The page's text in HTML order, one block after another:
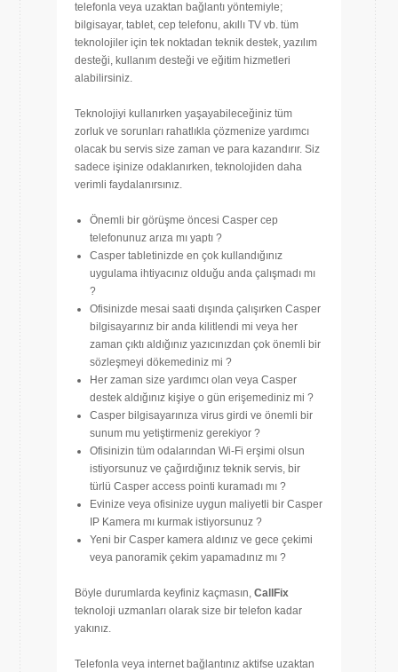
telefonla veya uzaktan bağlantı yöntemiyle;
bilgisayar, tablet, cep telefonu, akıllı TV vb. tüm
teknolojiler için tek noktadan teknik destek, yazılım
desteği, kullanım desteği ve eğitim hizmetleri
alabilirsiniz.
Teknolojiyi kullanırken yaşayabileceğiniz tüm
zorluk ve sorunları rahatlıkla çözmenize yardımcı
olacak bu servis size zaman ve para kazandırır. Siz
sadece işinize odaklanırken, teknolojiden daha
verimli faydalanırsınız.
Önemli bir görüşme öncesi Casper cep
telefonunuz arıza mı yaptı ?
Casper tabletinizde en çok kullandığınız
uygulama ihtiyacınız olduğu anda çalışmadı mı
?
Ofisinizde mesai saati dışında çalışırken Casper
bilgisayarınız bir anda kilitlendi mi veya her
zaman çıktı aldığınız yazıcınızdan çok önemli bir
sözleşmeyi dökemediniz mi ?
Her zaman size yardımcı olan veya Casper
destek aldığınız kişiye o gün erişemediniz mi ?
Casper bilgisayarınıza virus girdi ve önemli bir
sunum mu yetiştirmeniz gerekiyor ?
Ofisinizin tüm odalarından Wi-Fi erşimi olsun
istiyorsunuz ve çağırdığınız teknik servis, bir
türlü Casper access pointi kuramadı mı ?
Evinize veya ofisinize uygun maliyetli bir Casper
IP Kamera mı kurmak istiyorsunuz ?
Yeni bir Casper kamera aldınız ve gece çekimi
veya panoramik çekim yapamadınız mı ?
Böyle durumlarda keyfiniz kaçmasın, CallFix
teknoloji uzmanları olarak size bir telefon kadar
yakınız.
Telefonla veya internet bağlantınız aktifse uzaktan